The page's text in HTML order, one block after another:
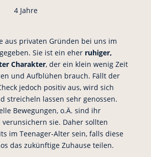
4 Jahre
aus privaten Gründen bei uns im
Sie ist ein eher ruhiger,
Charakter, der ein klein wenig Zeit
und Aufblühen brauch. Fällt der
jedoch positiv aus, wird sich
streicheln lassen sehr genossen.
Bewegungen, o.Ä. sind ihr
sie. Daher sollten
im Teenager-Alter sein, falls diese
das zukünftige Zuhause teilen.